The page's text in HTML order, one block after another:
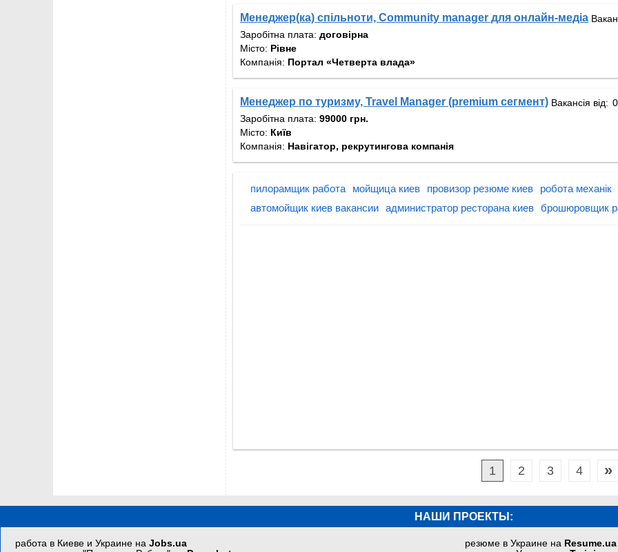
Менеджер(ка) спільноти, Community manager для онлайн-медіа
Заробітна плата: договірна
Місто: Рівне
Компанія: Портал «Четверта влада»
Менеджер по туризму, Travel Manager (premium сегмент) Вакансія від:
Заробітна плата: 99000 грн.
Місто: Київ
Компанія: Навігатор, рекрутингова компанія
пилорамщик работа мойщица киев провизор резюме киев робота механік
автомойщик киев вакансии администратор ресторана киев брошюровщик
1 2 3 4 »
НАШИ ПРОЕКТЫ:
работа в Киеве и Украине наJobs.ua
резюме в Украине на Resume.ua